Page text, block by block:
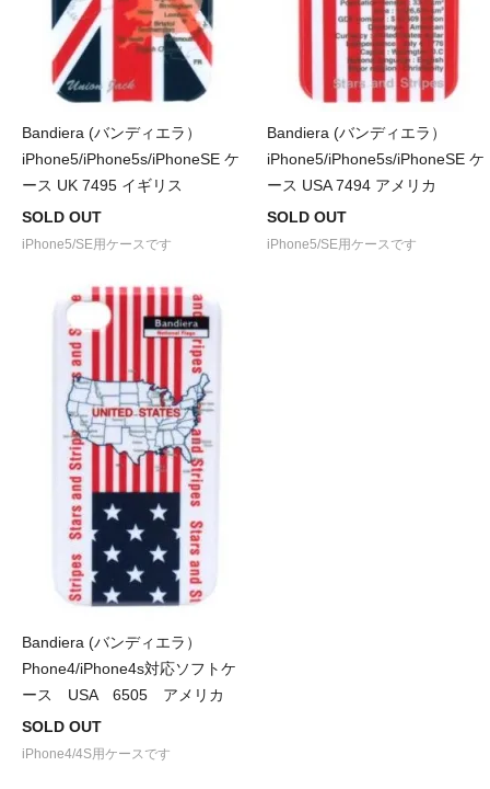
Bandiera (バンディエラ）
iPhone5/iPhone5s/iPhoneSE ケ
ース UK 7495 イギリス
SOLD OUT
iPhone5/SE用ケースです
Bandiera (バンディエラ）
iPhone5/iPhone5s/iPhoneSE ケ
ース USA 7494 アメリカ
SOLD OUT
iPhone5/SE用ケースです
Bandiera (バンディエラ）
Phone4/iPhone4s対応ソフトケ
ース USA 6505 アメリカ
SOLD OUT
iPhone4/4S用ケースです